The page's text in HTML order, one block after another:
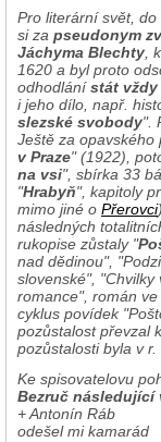
Pro literární svět, do
si za pseudonym
Jáchyma Blechty ,
1620 a byl proto
odhodlánístát vždy
i jeho dílo, např.
slezské svobody".
Ještě za
v Praze" (1922),
na vsi", sbírka 33
"Hrabyň", kapitoly
mimo jiné o Přerovci
následných
rukopise zůstaly "
nad dědinou",
slovenské",
romance", román
cyklus povídek
pozůstalost převzal
pozůstalosti byla v
Ke spisovatelovu
Bezruč následující
+ Antonín Ráb
odešel mi kamarád